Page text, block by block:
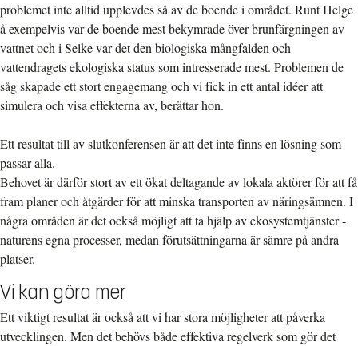
problemet inte alltid upplevdes så av de boende i området. Runt Helge
å exempelvis var de boende mest bekymrade över brunfärgningen av
vattnet och i Selke var det den biologiska mångfalden och
vattendragets ekologiska status som intresserade mest. Problemen de
såg skapade ett stort engagemang och vi fick in ett antal idéer att
simulera och visa effekterna av, berättar hon.
Ett resultat till av slutkonferensen är att det inte finns en lösning som
passar alla.
Behovet är därför stort av ett ökat deltagande av lokala aktörer för att få
fram planer och åtgärder för att minska transporten av näringsämnen. I
några områden är det också möjligt att ta hjälp av ekosystemtjänster -
naturens egna processer, medan förutsättningarna är sämre på andra
platser.
Vi kan göra mer
Ett viktigt resultat är också att vi har stora möjligheter att påverka
utvecklingen. Men det behövs både effektiva regelverk som gör det